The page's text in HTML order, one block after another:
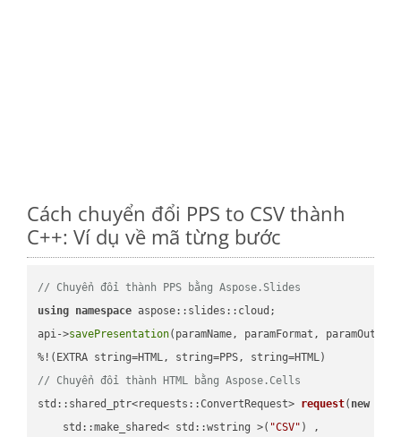
Cách chuyển đổi PPS to CSV thành
C++: Ví dụ về mã từng bước
// Chuyển đổi thành PPS bằng Aspose.Slides
using namespace aspose::slides::cloud;
api->savePresentation(paramName, paramFormat,
// Chuyển đổi thành HTML bằng Aspose.Cells
std::shared_ptr<requests::ConvertRequest> request( new
    std::make_shared< std::wstring >(
"CSV" ) ,